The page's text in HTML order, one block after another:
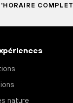
COMPLET
nature